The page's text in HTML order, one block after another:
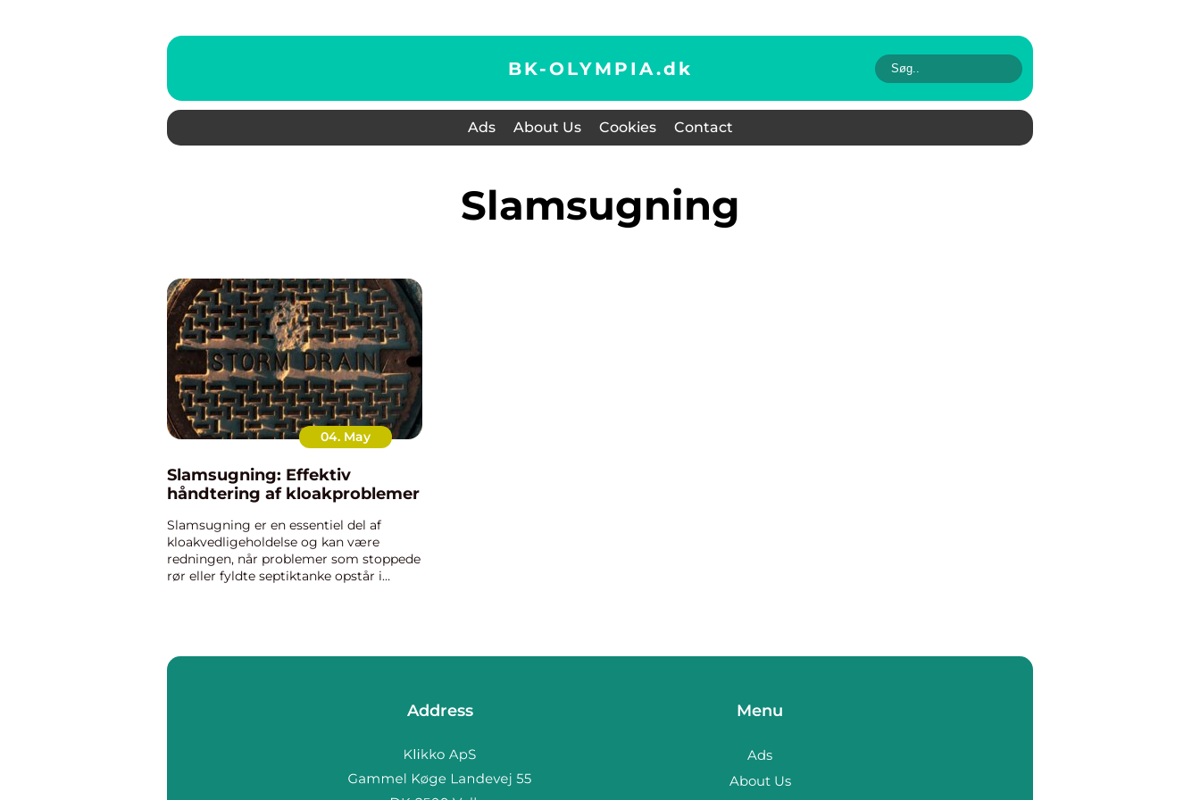
BK-OLYMPIA.dk
Ads About Us Cookies Contact
slamsugning
04. May
Slamsugning: Effektiv
håndtering af kloakproblemer
Slamsugning er en essentiel del af
kloakvedligeholdelse og kan være
redningen, når problemer som stoppede
rør eller fyldte septiktanke opstår i
Address Menu
Ads
About Us